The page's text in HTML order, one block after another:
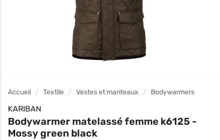
Accueil Textile Vestes et manteaux Bodywarmers
KARIBAN
Bodywarmer matelassé femme k6125 -
Mossy green black